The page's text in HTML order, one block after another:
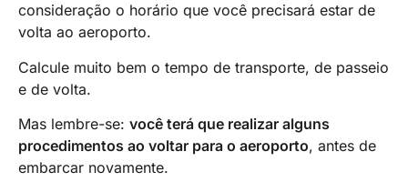
consideração o horário que você precisará estar de
volta ao aeroporto.
Calcule muito bem o tempo de transporte, de passeio
e de volta.
Mas lembre-se: você terá que realizar alguns
procedimentos ao voltar para o aeroporto, antes de
embarcar novamente.